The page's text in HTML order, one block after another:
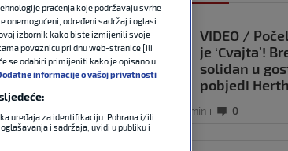
VIDEO /
je ‘Cvajta’!
solidan u
pobjedi
prije 58 min 0
praćenja koje podržavaju svrhe
onemogućeni, određeni sadržaj i oglasi
izbornik kako biste izmijenili svoje
poveznicu pri dnu web-stranice [ili
se odabiri primijeniti kako je opisano u
informacije o vašoj privatnosti
uređaja za identifikaciju. Pohrana i/ili
i sadržaja, uvidi u publiku i